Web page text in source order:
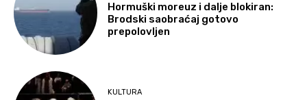
Hormuški moreuz i dalje blokiran:
Brodski saobraćaj gotovo
prepolovljen
KULTURA